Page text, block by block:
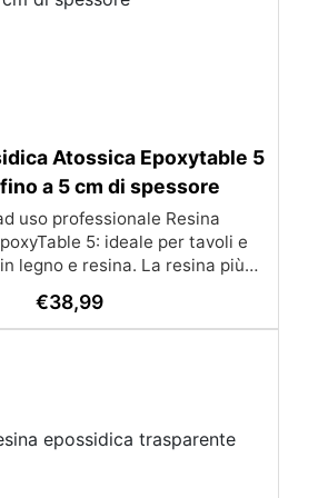
Atossica Epoxytable 5
a 5 cm di spessore
uso professionale Resina
5: ideale per tavoli e
legno e resina. La resina più
di alto spessore fino a 5 cm.
Realizzazione di tavoli in
ecc) Colate riempitive in
stampi e cassaforme
principali: ✅ Bassissima
€38,99